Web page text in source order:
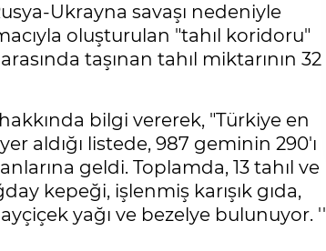
Ukrayna savaşı nedeniyle
oluşturulan "tahıl koridoru"
taşınan tahıl miktarının 32
bilgi vererek, "Türkiye en
aldığı listede, 987 geminin 290'ı
geldi. Toplamda, 13 tahıl ve
kepeği, işlenmiş karışık gıda,
yağı ve bezelye bulunuyor. ''